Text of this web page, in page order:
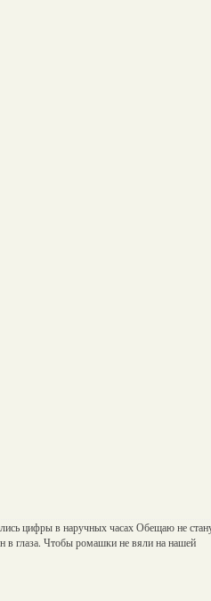
цифры в наручных часах Обещаю не
в глаза. Чтобы ромашки не вяли на нашей